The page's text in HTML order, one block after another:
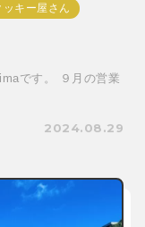
ッキー屋さん
です。 ９月の営業
2024.08.29